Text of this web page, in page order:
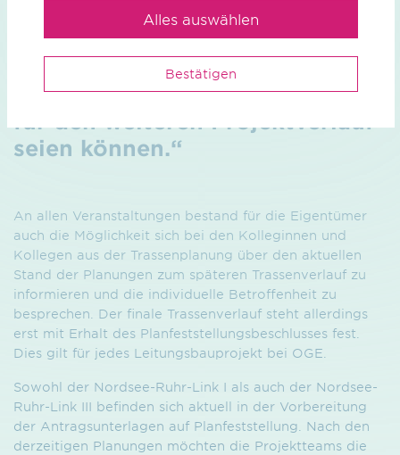
führen und Fragen klären
konnten. Ebenso haben wir
wertvolle Erkenntnisse
mitnehmen können, die hilfreich
für den weiteren Projektverlauf
seien können.“
An allen Veranstaltungen bestand für die Eigentümer
auch die Möglich­keit sich bei den Kolleginnen und
Kollegen aus der Trassen­planung über den aktuellen
Stand der Planungen zum späteren Trassen­verlauf zu
informieren und die individuelle Betroffenheit zu
besprechen. Der finale Trassenverlauf steht allerdings
erst mit Erhalt des Planfest­stellungs­beschlusses fest.
Dies gilt für jedes Leitungsbau­projekt bei OGE.
Sowohl der Nordsee-Ruhr-Link I als auch der Nordsee-
Ruhr-Link III befinden sich aktuell in der Vorbereitung
der Antragsunterlagen auf Planfeststellung. Nach den
derzeitigen Planungen möchten die Projekt­teams die
Bestätigen
Alles auswählen